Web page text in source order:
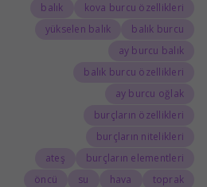
kova burcu özellikleri
balık
balık burcu
yükselen balık
ay burcu balık
balık burcu özellikleri
ay burcu oğlak
burçların özellikleri
burçların nitelikleri
burçların elementleri
ateş
toprak
hava
su
öncü